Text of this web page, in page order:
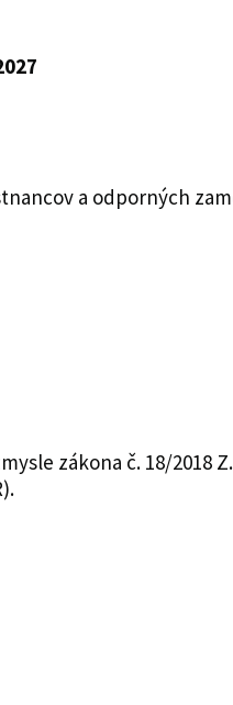
a odporných
zákona č. 18/2018